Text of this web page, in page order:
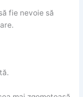
fie nevoie să